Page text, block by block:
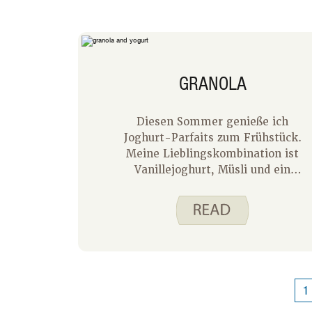
GRANOLA
Diesen Sommer genieße ich
Joghurt-Parfaits zum Frühstück.
Meine Lieblingskombination ist
Vanillejoghurt, Müsli und ein
Spend Smart. Clever essen. Das
Müsli-Rezept funktioniert super in
1